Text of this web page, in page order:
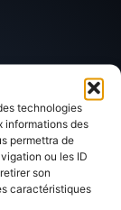
technologies
informations des
permettra de
ou les ID
son
caractéristiques